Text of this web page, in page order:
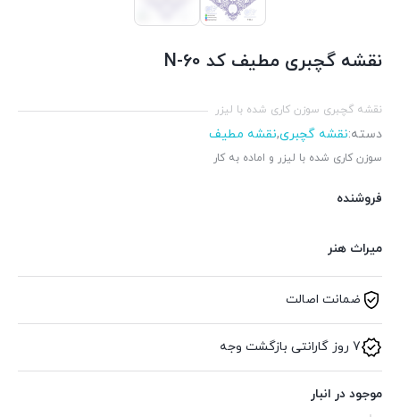
نقشه گچبری مطیف کد N-60
نقشه گچبری سوزن کاری شده با لیزر
دسته:نقشه گچبری,نقشه مطیف
سوزن کاری شده با لیزر و اماده به کار
فروشنده
میراث هنر
ضمانت اصالت
7 روز گارانتی بازگشت وجه
موجود در انبار